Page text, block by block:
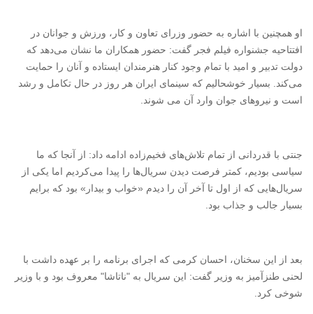
او همچنین با اشاره به حضور وزرای تعاون و کار، ورزش و جوانان در
افتتاحیه جشنواره فیلم فجر گفت: حضور همکاران ما نشان می‌دهد که
دولت تدبیر و امید با تمام وجود کنار هنرمندان ایستاده و آنان را حمایت
می‌کند. بسیار خوشحالیم که سینمای ایران هر روز در حال تکامل و رشد
است و نیروهای جوان وارد آن می شوند.
جنتی با قدردانی از تمام تلاش‌های فخیم‌زاده ادامه داد: از آنجا که ما
سیاسی بودیم، کمتر فرصت دیدن سریال‌ها را پیدا می‌کردیم اما یکی از
سریال‌هایی که از اول تا آخر آن را دیدم «خواب و بیدار» بود که برایم
بسیار جالب و جذاب بود.
بعد از این سخنان، احسان کرمی که اجرای برنامه را بر عهده داشت با
لحنی طنزآمیز به وزیر گفت: این سریال به "ناتاشا" معروف بود و با وزیر
شوخی کرد.